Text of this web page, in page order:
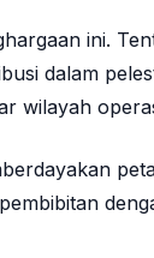
ini.
dalam
wilayah